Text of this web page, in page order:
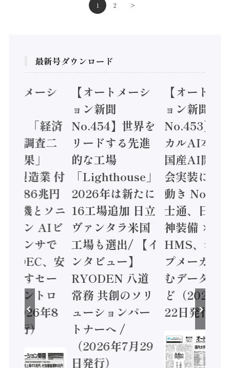
1 2 >
最新号ダウンロード
トメーシ
】「経済
態調査二
結果」
年製造業 付
額86兆円
電機とソニ
コン AIビ
センサで
/ IDEC、安
かすセー
コントロ
2026年8
発行）
【オートメーシ
ョン新聞
No.454】世界を
リードする先進
的な工場
「Lighthouse」
2026年は新たに
16工場追加 日立
ヴァンタラ米国
工場も選出/ 【イ
ンタビュー】
RYODEN 八道
常務 共創のソリ
ューションパー
トナーへ /
（2026年7月29
日発行）
【オートメ
ョン新聞
No.453】フ
カルAI本格
国産AI開発
会実装に活
動き
士通、日立
神装備 ×
HMS、老舗
プメーカー
むデータ活
ど（2026年
22日発行）